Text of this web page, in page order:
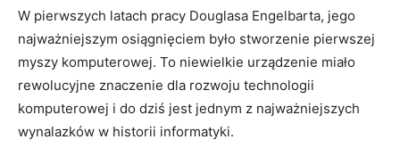
W pierwszych ⁢latach pracy ‍Douglasa Engelbarta, jego
najważniejszym⁢ osiągnięciem ⁣było stworzenie‌ pierwszej
myszy komputerowej. To niewielkie urządzenie miało
rewolucyjne znaczenie dla rozwoju technologii
komputerowej i⁤ do dziś jest jednym z⁢ najważniejszych
wynalazków w historii informatyki.